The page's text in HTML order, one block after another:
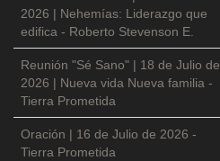
2026 | Nehemías: Liderazgo que
edifica - Roberto Stevenson E.
Reunión "Sé Sano" | 18 de Julio de
2026 | Nueva vida Nueva familia -
Tierra Prometida
Oración | 16 de Julio de 2026 -
Tierra Prometida